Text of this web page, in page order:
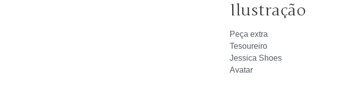
Ilustração
Peça extra
Tesoureiro
Jessica Shoes
Avatar